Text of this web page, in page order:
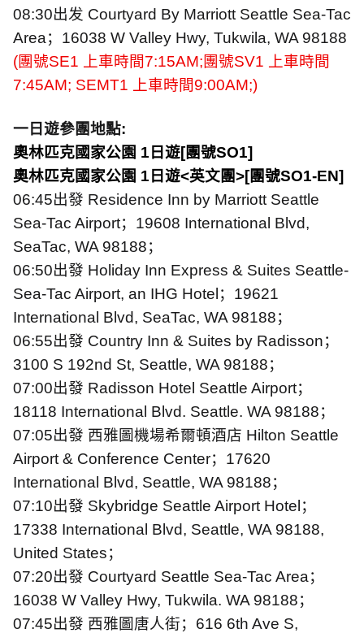
08:30出发 Courtyard By Marriott Seattle Sea-Tac
Area； 16038 W Valley Hwy, Tukwila, WA 98188
(團號SE1 上車時間7:15AM;團號SV1
上車時間
7:45AM; SEMT1
上車時間9:00AM;)
一日遊參團地點:
奧林匹克國家公園 1 日遊[團號SO1]
奧林匹克國家公園 1 日遊<英文團>[團號SO1-EN]
06:45出發 Residence Inn by Marriott Seattle
Sea-Tac Airport； 19608 International Blvd,
SeaTac, WA 98188；
06:50出發 Holiday Inn Express & Suites Seattle-
Sea-Tac Airport, an IHG Hotel ； 19621
International Blvd, SeaTac, WA 98188；
06:55出發 Country Inn & Suites by Radisson；
3100 S 192nd St, Seattle, WA 98188；
07:00出發 Radisson Hotel Seattle Airport；
18118 International Blvd. Seattle. WA 98188；
07:05出發 西雅圖機場希爾頓酒店 Hilton Seattle
Airport & Conference Center； 17620
International Blvd, Seattle, WA 98188；
07:10出發 Skybridge Seattle Airport Hotel ；
17338 International Blvd, Seattle, WA 98188,
United States；
07:20出發 Courtyard Seattle Sea-Tac Area；
16038 W Valley Hwy, Tukwila. WA 98188；
07:45出發 西雅圖唐人街； 616 6th Ave S,